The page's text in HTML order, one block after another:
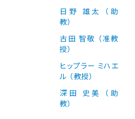
日野 雄太 （助
教）
古田 智敬 （准教
授）
ヒップラー ミハエ
ル （教授）
深田 史美 （助
教）